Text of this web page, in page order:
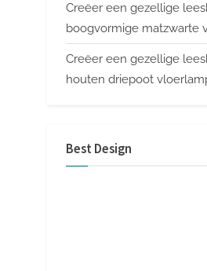
Creëer een gezellige
boogvormige matzwarte
Creëer een gezellige
houten driepoot
Best Design